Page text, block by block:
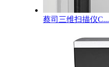
蔡司三维扫描仪C...